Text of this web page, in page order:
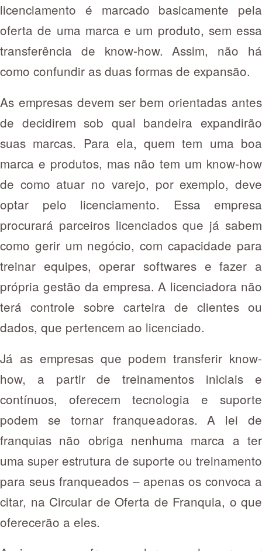
licenciamento é marcado basicamente pela
oferta de uma marca e um produto, sem essa
transferência de know-how. Assim, não há
como confundir as duas formas de expansão.
As empresas devem ser bem orientadas antes
de decidirem sob qual bandeira expandirão
suas marcas. Para ela, quem tem uma boa
marca e produtos, mas não tem um know-how
de como atuar no varejo, por exemplo, deve
optar pelo licenciamento. Essa empresa
procurará parceiros licenciados que já sabem
como gerir um negócio, com capacidade para
treinar equipes, operar softwares e fazer a
própria gestão da empresa. A licenciadora não
terá controle sobre carteira de clientes ou
dados, que pertencem ao licenciado.
Já as empresas que podem transferir know-
how, a partir de treinamentos iniciais e
contínuos, oferecem tecnologia e suporte
podem se tornar franqueadoras. A lei de
franquias não obriga nenhuma marca a ter
uma super estrutura de suporte ou treinamento
para seus franqueados – apenas os convoca a
citar, na Circular de Oferta de Franquia, o que
oferecerão a eles.